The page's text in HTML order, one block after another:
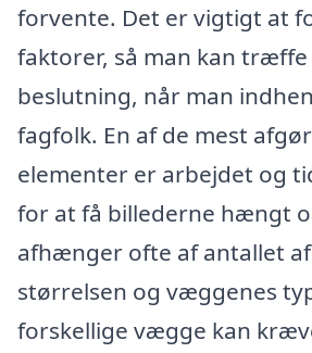
forvente. Det er vigtigt at
faktorer, så man kan
beslutning, når man
fagfolk. En af de mest
elementer er arbejdet og
for at få billederne hængt
afhænger ofte af antallet
størrelsen og væggenes
forskellige vægge kan